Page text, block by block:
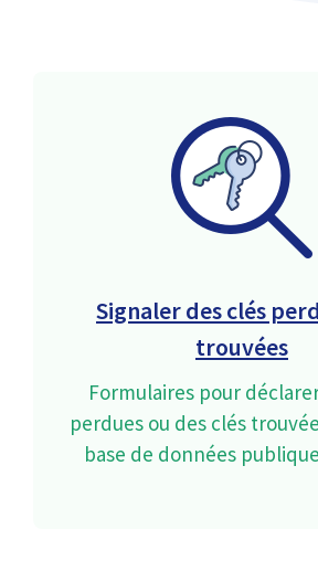
Signaler des clés
trouvées
Formulaires pour
perdues ou des clés
base de données